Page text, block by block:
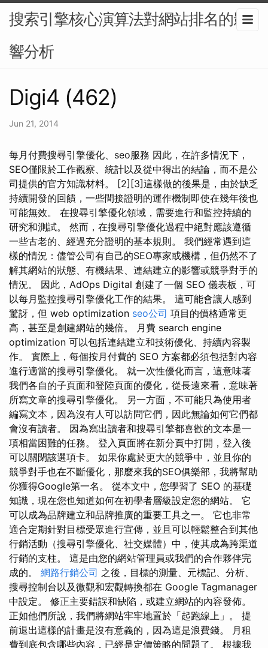
搜索引擎核心演算法對網站排名的影
響分析
Digi4 (462)
Jun 21, 2014
每月付費搜尋引擎優化、seo服務 因此，在許多情況下，
SEO僅限於工作觀察、統計以及從中得出的結論，而不是公
司提供的官方知識材料。 [2][3]這樣做的後果是，由於缺乏
持續開發的回饋，一些間接證明的運作機制即使在幾年後也
可能無效。 在搜尋引擎優化領域，需要進行和監控持續的
研究和測試。 然而，在搜尋引擎優化過程中絕對應該遵循
一些古老的、經過充分證明的基本規則。 我們經常遇到這
樣的情況：儘管公司有自己的SEO專家或機構，但仍然不了
解其網站的狀態、有機結果、連結建立的影響或競爭對手的
情況。 因此，AdOps Digital 創建了一個 SEO 儀表板，可
以每月監控搜尋引擎優化工作的結果。 這可能會讓人感到
驚訝，但 web optimization seo公司 項目的價格通常更
高，甚至是創建網站的幾倍。 月費 search engine
optimization 可以包括連結建立和技術優化、持續內容製
作。 實際上，每個按月付費的 SEO 方案都必須包括對內容
進行適當的搜尋引擎優化。 就一次性優化而言，這意味著
我們各自的子頁面和登陸頁面的優化，從長遠來看，意味著
所寫文章的搜尋引擎優化。 另一方面，不可能只為使用者
編寫文本，因為沒有人可以訪問它們，因此無論如何它們都
會沒有讀者。 因為寫出讀者和搜尋引擎都喜歡的文本是一
項相當困難的任務。 登入頁面將在新分頁中打開，登入後
可以關閉該選項卡。 如果你處於更大的競爭中，並且你的
競爭對手也在不斷優化，那麼來我的SEO俱樂部，我將幫助
你獲得Google第一名。 從本文中，您學習了 SEO 的基礎
知識，現在您也知道如何在初學者層級設定您的網站。 它
可以成為品牌建立和品牌推廣的重要工具之一。 它也非常
適合定期針對目標受眾進行宣傳，並且可以輕鬆整合到其他
行銷活動（搜尋引擎優化、社交媒體）中，使其成為跨渠道
行銷的支柱。 這是由您的網站管理員或我們的合作夥伴完
成的。 網路行銷公司 之後，目標的測量、元標記、分析、
搜尋控制台以及微觀和宏觀轉換都在 Google Tagmanager
中設定。 修正主要錯誤和缺陷，或建立網站的內容發佈。
正如他們所說，我們將網站牢牢地置於「起跑線上」。 提
前退出這樣的計畫是沒有意義的，因為這是浪費錢。 月租
費到底包含哪些內容，已經是定價策略的問題了。 根據我